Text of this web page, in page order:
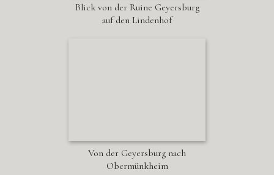
Blick von der Ruine Geyersburg
auf den Lindenhof
Von der Geyersburg nach
Obermünkheim